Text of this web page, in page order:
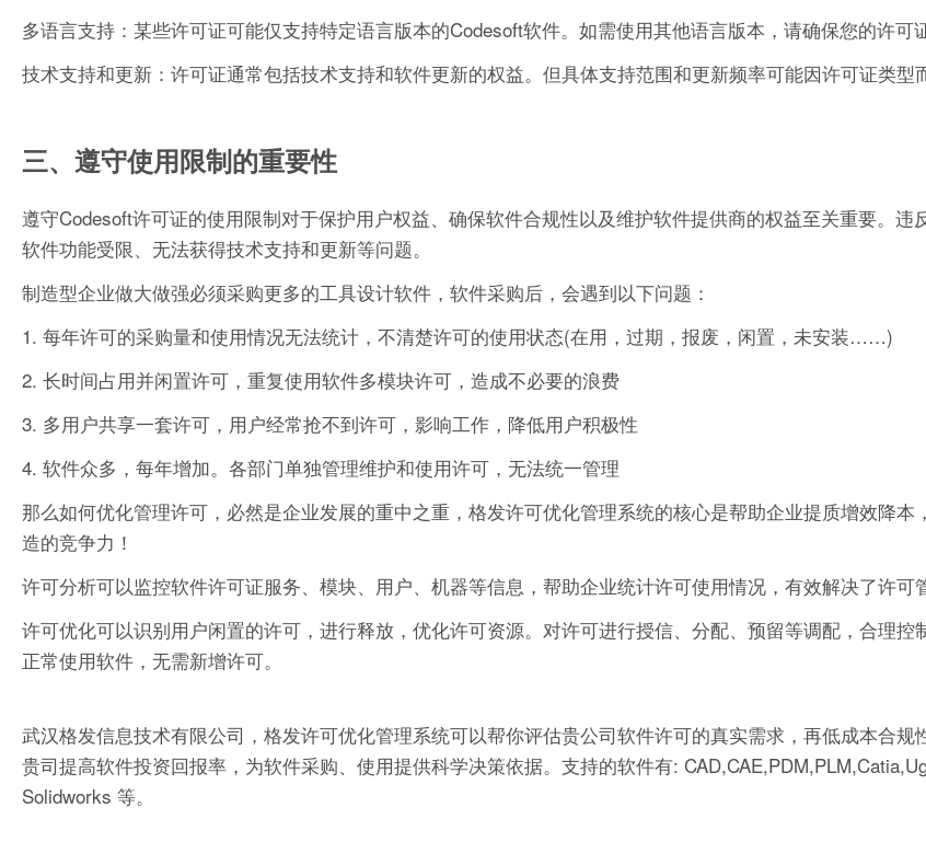
多语言支持：某些许可证可能仅支持特定语言版本的Codesoft软件。如需使用其他语言版本，请确保您的许可
技术支持和更新：许可证通常包括技术支持和软件更新的权益。但具体支持范围和更新频率可能因许可证类型
三、遵守使用限制的重要性
遵守Codesoft许可证的使用限制对于保护用户权益、确保软件合规性以及维护软件提供商的权益至关重要。违
软件功能受限、无法获得技术支持和更新等问题。
制造型企业做大做强必须采购更多的工具设计软件，软件采购后，会遇到以下问题：
1. 每年许可的采购量和使用情况无法统计，不清楚许可的使用状态(在用，过期，报废，闲置，未安装……)
2. 长时间占用并闲置许可，重复使用软件多模块许可，造成不必要的浪费
3. 多用户共享一套许可，用户经常抢不到许可，影响工作，降低用户积极性
4. 软件众多，每年增加。各部门单独管理维护和使用许可，无法统一管理
那么如何优化管理许可，必然是企业发展的重中之重，格发许可优化管理系统的核心是帮助企业提质增效降本
造的竞争力！
许可分析可以监控软件许可证服务、模块、用户、机器等信息，帮助企业统计许可使用情况，有效解决了许可
许可优化可以识别用户闲置的许可，进行释放，优化许可资源。对许可进行授信、分配、预留等调配，合理控
正常使用软件，无需新增许可。
武汉格发信息技术有限公司，格发许可优化管理系统可以帮你评估贵公司软件许可的真实需求，再低成本合规
贵司提高软件投资回报率，为软件采购、使用提供科学决策依据。支持的软件有:
Solidworks 等。